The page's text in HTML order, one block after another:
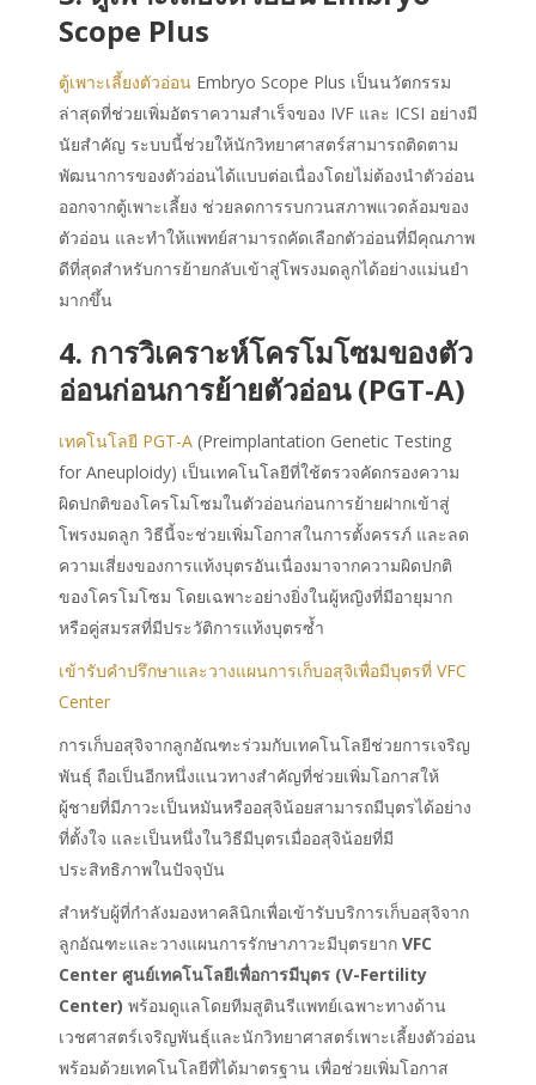
Scope Plus
ตู้เพาะเลี้ยงตัวอ่อน Embryo Scope Plus เป็นนวัตกรรม
ล่าสุดที่ช่วยเพิ่มอัตราความสำเร็จของ IVF และ ICSI อย่างมี
นัยสำคัญ ระบบนี้ช่วยให้นักวิทยาศาสตร์สามารถติดตาม
พัฒนาการของตัวอ่อนได้แบบต่อเนื่องโดยไม่ต้องนำตัวอ่อน
ออกจากตู้เพาะเลี้ยง ช่วยลดการรบกวนสภาพแวดล้อมของ
ตัวอ่อน และทำให้แพทย์สามารถคัดเลือกตัวอ่อนที่มีคุณภาพ
ดีที่สุดสำหรับการย้ายกลับเข้าสู่โพรงมดลูกได้อย่างแม่นยำ
มากขึ้น
4. การวิเคราะห์โครโมโซมของตัว
อ่อนก่อนการย้ายตัวอ่อน (PGT-A)
เทคโนโลยี PGT-A (Preimplantation Genetic Testing
for Aneuploidy) เป็นเทคโนโลยีที่ใช้ตรวจคัดกรองความ
ผิดปกติของโครโมโซมในตัวอ่อนก่อนการย้ายฝากเข้าสู่
โพรงมดลูก วิธีนี้จะช่วยเพิ่มโอกาสในการตั้งครรภ์ และลด
ความเสี่ยงของการแท้งบุตรอันเนื่องมาจากความผิดปกติ
ของโครโมโซม โดยเฉพาะอย่างยิ่งในผู้หญิงที่มีอายุมาก
หรือคู่สมรสที่มีประวัติการแท้งบุตรซ้ำ
เข้ารับคำปรึกษาและวางแผนการเก็บอสุจิเพื่อมีบุตรที่ VFC
Center
การเก็บอสุจิจากลูกอัณฑะร่วมกับเทคโนโลยีช่วยการเจริญ
พันธุ์ ถือเป็นอีกหนึ่งแนวทางสำคัญที่ช่วยเพิ่มโอกาสให้
ผู้ชายที่มีภาวะเป็นหมันหรืออสุจิน้อยสามารถมีบุตรได้อย่าง
ที่ตั้งใจ และเป็นหนึ่งในวิธีมีบุตรเมื่ออสุจิน้อยที่มี
ประสิทธิภาพในปัจจุบัน
สำหรับผู้ที่กำลังมองหาคลินิกเพื่อเข้ารับบริการเก็บอสุจิจาก
ลูกอัณฑะและวางแผนการรักษาภาวะมีบุตรยาก VFC
Center ศูนย์เทคโนโลยีเพื่อการมีบุตร (V-Fertility
Center) พร้อมดูแลโดยทีมสูตินรีแพทย์เฉพาะทางด้าน
เวชศาสตร์เจริญพันธุ์และนักวิทยาศาสตร์เพาะเลี้ยงตัวอ่อน
พร้อมด้วยเทคโนโลยีที่ได้มาตรฐาน เพื่อช่วยเพิ่มโอกาส